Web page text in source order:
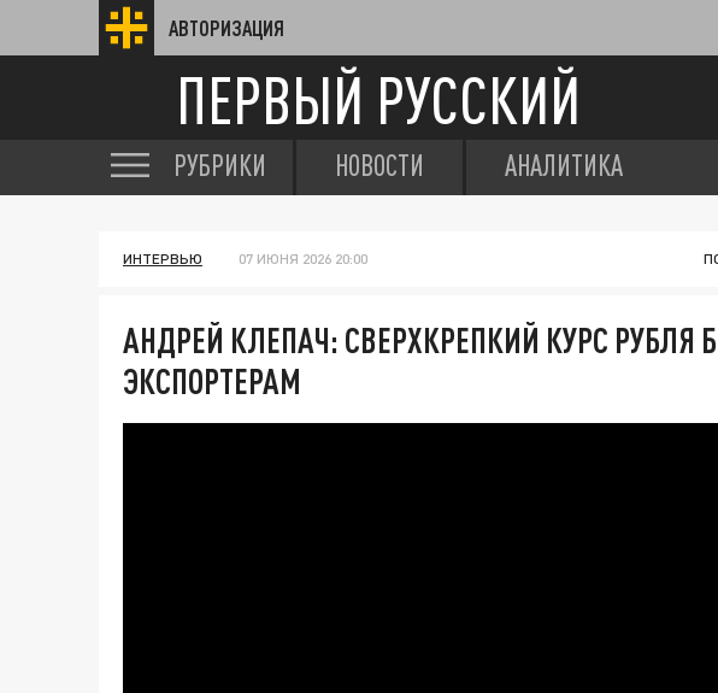
АВТОРИЗАЦИЯ
ПЕРВЫЙ РУССКИЙ
РУБРИКИ НОВОСТИ АНАЛИТИКА
ИНТЕРВЬЮ 07 ИЮНЯ 2026 20:00
АНДРЕЙ КЛЕПАЧ: СВЕРХКРЕПКИЙ КУРС РУБЛЯ
ЭКСПОРТЕРАМ